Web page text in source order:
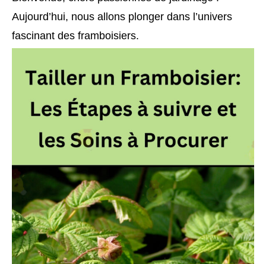
Aujourd’hui, nous allons plonger dans l’univers
fascinant des framboisiers.